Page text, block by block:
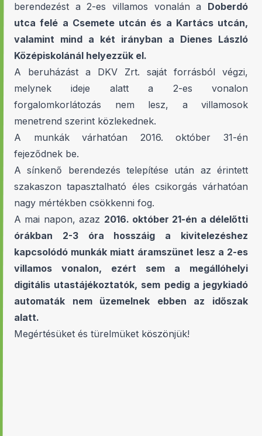
berendezést a 2-es villamos vonalán a Doberdó
utca felé a Csemete utcán és a Kartács utcán,
valamint mind a két irányban a Dienes László
Középiskolánál helyezzük el.
A beruházást a DKV Zrt. saját forrásból végzi,
melynek ideje alatt a 2-es vonalon
forgalomkorlátozás nem lesz, a villamosok
menetrend szerint közlekednek.
A munkák várhatóan 2016. október 31-én
fejeződnek be.
A sínkenő berendezés telepítése után az érintett
szakaszon tapasztalható éles csikorgás várhatóan
nagy mértékben csökkenni fog.
A mai napon, azaz 2016. október 21-én a délelőtti
órákban 2-3 óra hosszáig a kivitelezéshez
kapcsolódó munkák miatt áramszünet lesz a 2-es
villamos vonalon, ezért sem a megállóhelyi
digitális utastájékoztatók, sem pedig a jegykiadó
automaták nem üzemelnek ebben az időszak
alatt.
Megértésüket és türelmüket köszönjük!